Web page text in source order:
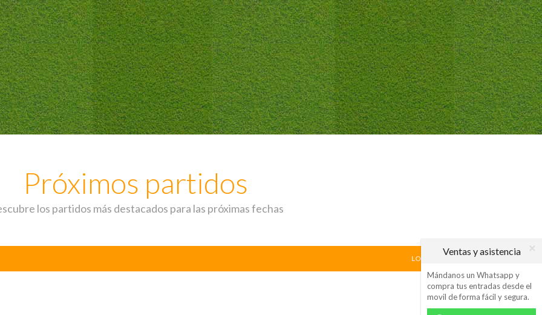
Ventas y asistencia
Mándanos un Whatsapp y
compra tus entradas desde el
movil de forma fácil y segura.
Próximos partidos
los partidos más destacados para las próximas fechas
LOCAL VISITANTE